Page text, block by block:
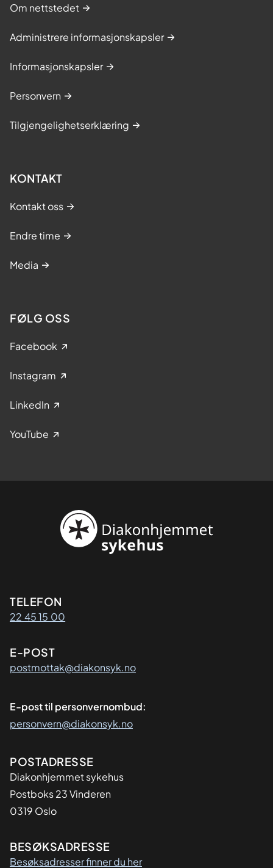
Om nettstedet
Administrere informasjonskapsler
Informasjonskapsler
Personvern
Tilgjengelighetserklæring
KONTAKT
Kontakt oss
Endre time
Media
FØLG OSS
Facebook
Instagram
LinkedIn
YouTube
Kontaktinformasjon
TELEFON
22 45 15 00
E-POST
postmottak@diakonsyk.no
E-post til personvernombud:
personvern@diakonsyk.no
Adresse
POSTADRESSE
Diakonhjemmet sykehus
Postboks 23 Vinderen
0319 Oslo
BESØKSADRESSE
Besøksadresser finner du her